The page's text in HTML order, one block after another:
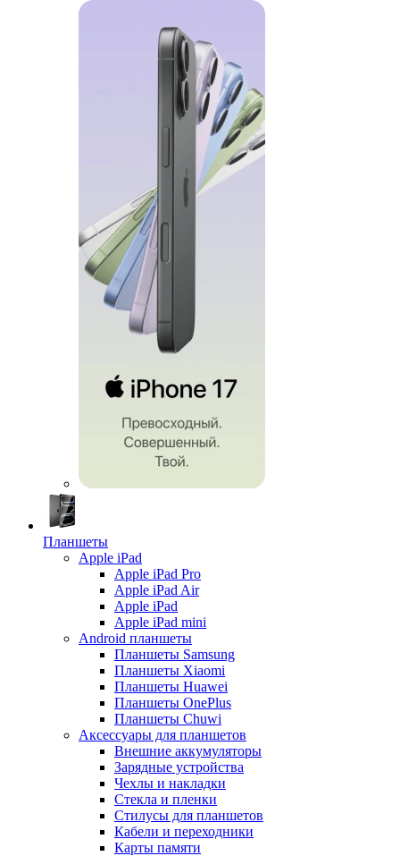
Планшеты
Apple iPad
Apple iPad Pro
Apple iPad Air
Apple iPad
Apple iPad mini
Android планшеты
Планшеты Samsung
Планшеты Xiaomi
Планшеты Huawei
Планшеты OnePlus
Планшеты Chuwi
Аксессуары для планшетов
Внешние аккумуляторы
Зарядные устройства
Чехлы и накладки
Стекла и пленки
Стилусы для планшетов
Кабели и переходники
Карты памяти